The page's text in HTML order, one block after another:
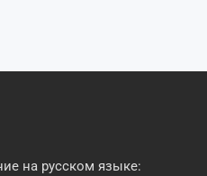
на русском языке: